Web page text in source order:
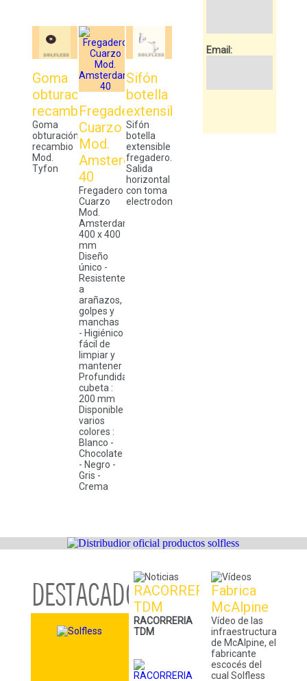
Goma
obturación
recambio
Goma
obturación
recambio
Mod.
Tyfon
Fregadero
Cuarzo
Mod.
Amsterdam
40
Fregadero
Cuarzo
Mod.
Amsterdam
400 x 400
mm
Diseño
único -
Resistente
a
arañazos,
golpes y
manchas
- Higiénico
fácil de
limpiar y
mantener
Profundidad
cubeta :
200 mm
Disponible
varios
colores :
Blanco -
Chocolate
- Negro -
Gris -
Crema
Sifón
botella
extensible
Sifón
botella
extensible
fregadero.
Salida
horizontal
con toma
electrodomésticos.
Email:
RACORRERIA
TDM
RACORRERIA
TDM
Fabrica
McAlpine
Vídeo de las
infraestructuras
de McAlpine, el
fabricante
escocés del
cual Solfless